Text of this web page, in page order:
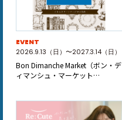
EVENT
2026.9.13（日）〜2027.3.14（日）
Bon Dimanche Market（ボン・デ
ィマンシュ・マーケット…